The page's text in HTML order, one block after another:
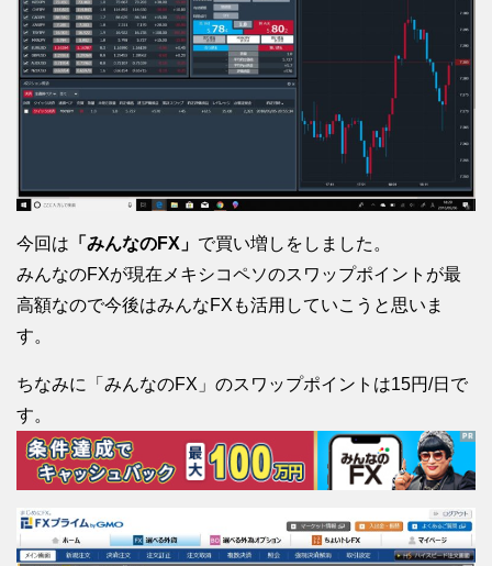
今回は 「みんなのFX」 で買い増しをしました。
みんなのFXが現在メキシコペソのスワップポイントが最
高額なので今後はみんなFXも活用していこうと思いま
す。
ちなみに「みんなのFX」のスワップポイントは15円/日で
す。